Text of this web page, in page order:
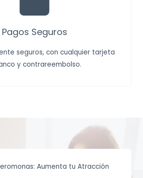
Pagos Seguros
seguros, con cualquier tarjeta
y contrareembolso.
Aumenta tu Atracción